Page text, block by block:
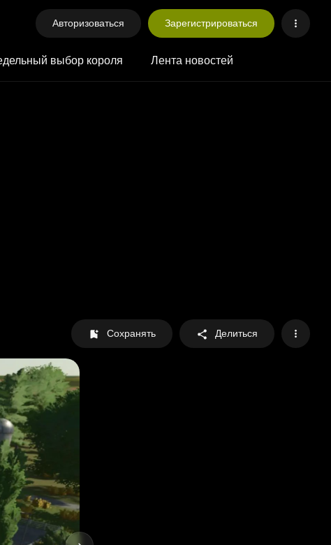
Авторизоваться Зарегистрироваться
выбор короля Лента новостей
Сохранять Делиться